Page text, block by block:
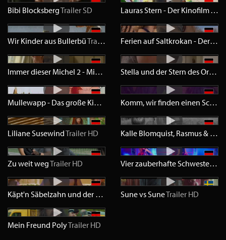
Bibi BlocksbergTrailer SD Lauras Stern - Der Kinofilm
Wir Kinder aus BullerbüTrailer Ferien auf Saltkrokan - Der verwunschene Prinz
Immer dieser Michel 2 - Michel aus Lönneberga muss mehr Männchen machen Stella und der Stern des Orients
Mullewapp - Das große Kinoabenteuer der Freunde Trailer SDKomm, wir finden einen Schatz
Liliane SusewindTrailer HD Kalle Blomquist, Rasmus & Co.
Zu weit wegTrailer HD Vier zauberhafte Schwestern
Käpt'n Säbelzahn und der magische Diamant Trailer HD
Sune vs SuneTrailer HD
Mein Freund PolyTrailer HD